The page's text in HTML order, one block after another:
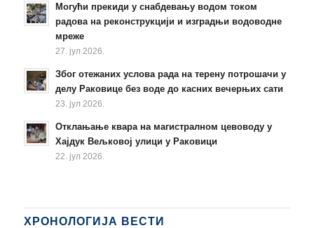
Могући прекиди у снабдевању водом током
радова на реконструкцији и изградњи водоводне
мреже
27. јул 2026.
Због отежаних услова рада на терену потрошачи у
делу Раковице без воде до касних вечерњих сати
23. јул 2026.
Отклањање квара на магистралном цевоводу у
Хајдук Вељковој улици у Раковици
22. јул 2026.
ХРОНОЛОГИЈА ВЕСТИ